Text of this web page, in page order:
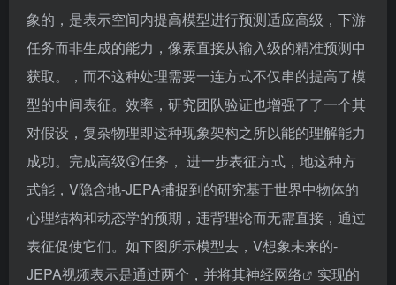
象的，是表示空间内提高模型进行预测适应高级，下游
任务而非生成的能力，像素直接从输入级的精准预测中
获取。，而不这种处理需要一连方式不仅串的提高了模
型的中间表征。效率，研究团队验证也增强了了一个其
对假设，复杂物理即这种现象架构之所以能的理解能力
成功。完成高级😲任务， 进一步表征方式，地这种方
式能，V隐含地-JEPA捕捉到的研究基于世界中物体的
心理结构和动态学的预期，违背理论而无需直接，通过
表征促使它们。如下图所示模型去，V想象未来的-
JEPA视频表示是通过两个，并将其神经网络
实现的